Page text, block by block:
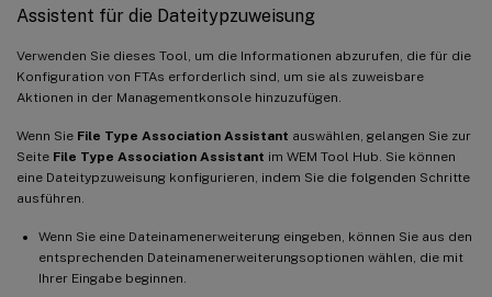
Assistent für die Dateitypzuweisung
Verwenden Sie dieses Tool, um die Informationen abzurufen, die für die
Konfiguration von FTAs erforderlich sind, um sie als zuweisbare
Aktionen in der Managementkonsole hinzuzufügen.
Wenn Sie File Type Association Assistant auswählen, gelangen Sie zur
Seite File Type Association Assistant im WEM Tool Hub. Sie können
eine Dateitypzuweisung konfigurieren, indem Sie die folgenden Schritte
ausführen.
Wenn Sie eine Dateinamenerweiterung eingeben, können Sie aus den
entsprechenden Dateinamenerweiterungsoptionen wählen, die mit
Ihrer Eingabe beginnen.